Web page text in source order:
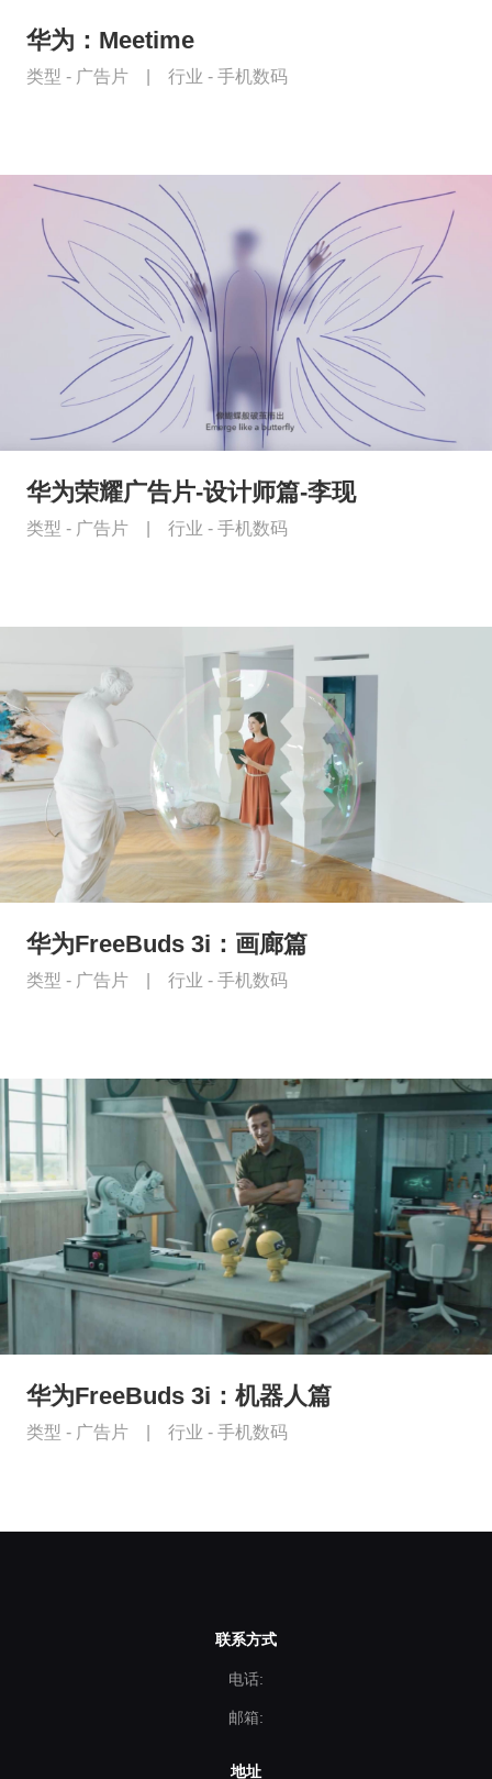
华为：Meetime
类型 - 广告片 行业 - 手机数码
华为荣耀广告片-设计师篇-李现
类型 - 广告片 行业 - 手机数码
华为FreeBuds 3i：画廊篇
类型 - 广告片 行业 - 手机数码
华为FreeBuds 3i：机器人篇
类型 - 广告片 行业 - 手机数码
联系方式
电话:
邮箱:
地址